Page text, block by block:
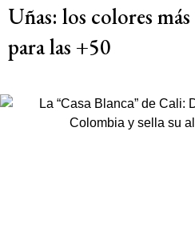
Uñas: los colores
para las +50